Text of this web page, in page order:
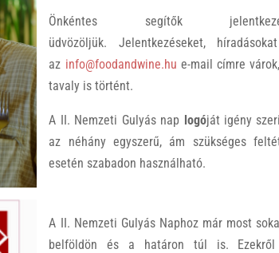
Önkéntes segítők
üdvözöljük. Jelentkezéseket,
az info@foodandwine.hu e-mail címre
tavaly is történt.
A II. Nemzeti Gulyás nap logóját igény
az néhány egyszerű, ám szükséges
esetén szabadon használható.
A II. Nemzeti Gulyás Naphoz már most
belföldön és a határon túl is. Ezekről